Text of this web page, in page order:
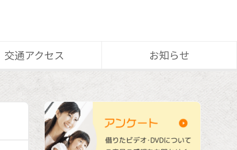
交通アクセス お知らせ